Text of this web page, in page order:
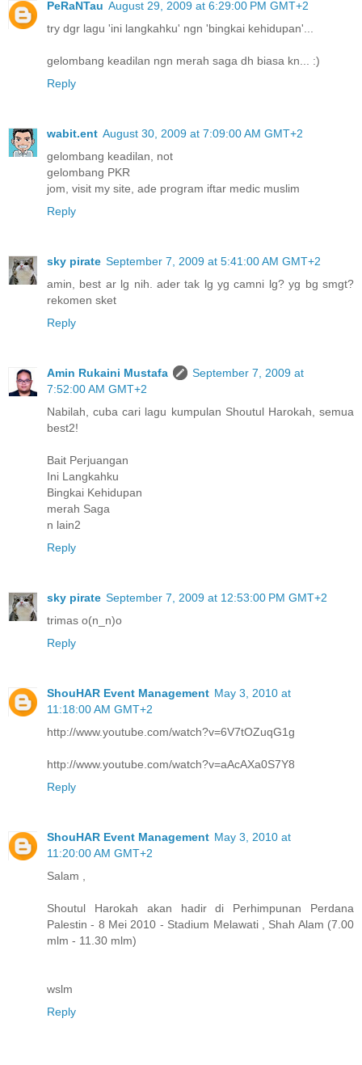
PeRaNTau August 29, 2009 at 6:29:00 PM GMT+2
try dgr lagu 'ini langkahku' ngn 'bingkai kehidupan'...
gelombang keadilan ngn merah saga dh biasa kn... :)
Reply
wabit.ent August 30, 2009 at 7:09:00 AM GMT+2
gelombang keadilan, not
gelombang PKR
jom, visit my site, ade program iftar medic muslim
Reply
sky pirate September 7, 2009 at 5:41:00 AM GMT+2
amin, best ar lg nih. ader tak lg yg camni lg? yg bg smgt?
rekomen sket
Reply
Amin Rukaini Mustafa
September 7, 2009 at
7:52:00 AM GMT+2
Nabilah, cuba cari lagu kumpulan Shoutul Harokah, semua
best2!
Bait Perjuangan
Ini Langkahku
Bingkai Kehidupan
merah Saga
n lain2
Reply
sky pirate September 7, 2009 at 12:53:00 PM GMT+2
trimas o(n_n)o
Reply
ShouHAR Event Management May 3, 2010 at
11:18:00 AM GMT+2
http://www.youtube.com/watch?v=6V7tOZuqG1g
http://www.youtube.com/watch?v=aAcAXa0S7Y8
Reply
ShouHAR Event Management May 3, 2010 at
11:20:00 AM GMT+2
Salam ,
Shoutul Harokah akan hadir di Perhimpunan Perdana
Palestin - 8 Mei 2010 - Stadium Melawati , Shah Alam (7.00
mlm - 11.30 mlm)
wslm
Reply